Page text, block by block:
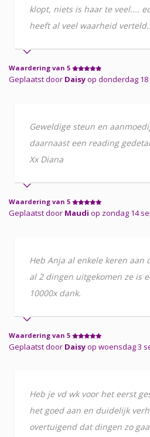
klopt, niets is haar te veel....
heeft al veel waarheid
Waardering van 5
Geplaatst door Daisyop donderdag 18
Geweldige steun en
daarnaast een reading
Xx Diana
Waardering van 5
Geplaatst door Maudi op zondag 14
Heb Anja al enkele keren aan
al 2 dingen uitgekomen ze is
10000x dank.
Waardering van 5
Geplaatst door Daisyop woensdag 3
Heb je vd wk voor het eerst
het goed aan en duidelijk
overtuigend dat dingen zo